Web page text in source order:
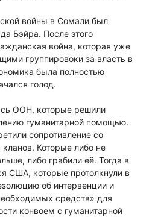
войны в Сомали был
Бэйра. После этого
война, которая уже
группировоки за власть в
была полностью
голод.
ООН, которые решили
гуманитарной помощью.
сопротивление со
Которые либо не
либо грабили её. Тогда в
США, которые протолкнули в
об интервенции и
средств» для
конвоем с гуманитарной